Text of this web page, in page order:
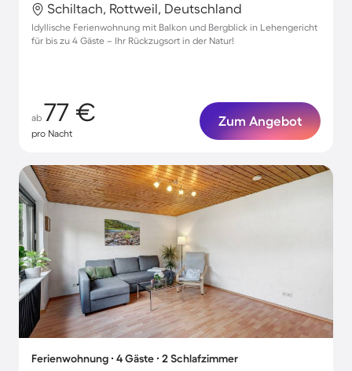
Schiltach, Rottweil, Deutschland
Idyllische Ferienwohnung mit Balkon und Bergblick in Lehengericht
für bis zu 4 Gäste – Ihr Rückzugsort in der Natur!
ab 77 €
pro Nacht
Zum Angebot
Ferienwohnung ∙ 4 Gäste ∙ 2 Schlafzimmer